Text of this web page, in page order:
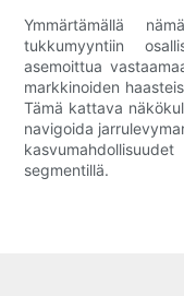
Ymmärtämällä
tukkumyyntiin
asemoittua
markkinoiden
Tämä kattava
navigoida
segmentillä.